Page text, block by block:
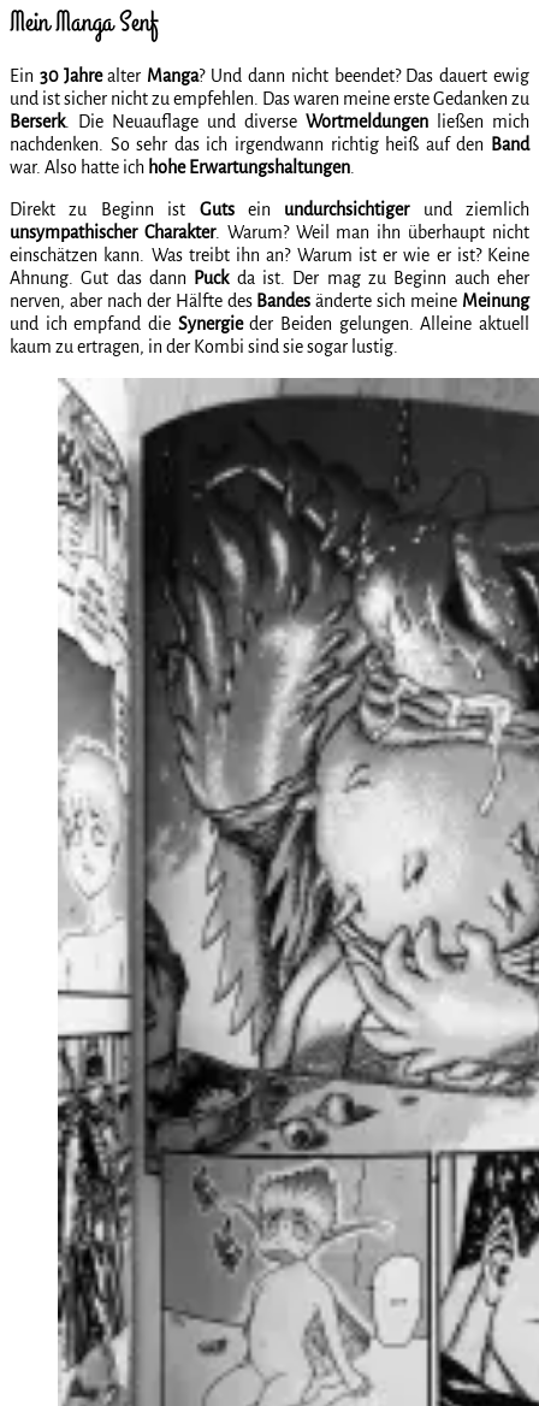
Mein Manga Senf
Ein 30 Jahrealter Manga? Und dann nicht beendet? Das dauert ewig
und ist sicher nicht zu empfehlen. Das waren meine erste Gedanken zu
Berserk. Die Neuauflage und diverse Wortmeldungen ließen mich
nachdenken. So sehr das ich irgendwann richtig heiß auf den Band
war. Also hatte ich hohe Erwartungshaltungen.
Direkt zu Beginn ist Gutsein undurchsichtigerund ziemlich
unsympathischer Charakter. Warum? Weil man ihn überhaupt nicht
einschätzen kann. Was treibt ihn an? Warum ist er wie er ist? Keine
Ahnung. Gut das dann Puckda ist. Der mag zu Beginn auch eher
nerven, aber nach der Hälfte des Bandes änderte sich meine Meinung
und ich empfand die Synergieder Beiden gelungen. Alleine aktuell
kaum zu ertragen, in der Kombi sind sie sogar lustig.